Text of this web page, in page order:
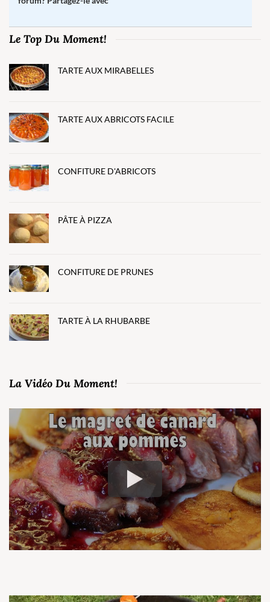
Le Top Du Moment!
TARTE AUX MIRABELLES
TARTE AUX ABRICOTS FACILE
CONFITURE D'ABRICOTS
PÂTE À PIZZA
CONFITURE DE PRUNES
TARTE À LA RHUBARBE
La Vidéo Du Moment!